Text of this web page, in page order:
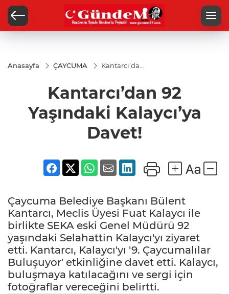
Anasayfa ÇAYCUMA
Kantarcı’dan
Davet!
Kantarcı’dan 92
Yaşındaki Kalaycı’ya
Davet!
Çaycuma Belediye Başkanı Bülent
Kantarcı, Meclis Üyesi Fuat Kalaycı ile
birlikte SEKA eski Genel Müdürü 92
yaşındaki Selahattin Kalaycı'yı ziyaret
etti. Kantarcı, Kalaycı'yı '9. Çaycumalılar
Buluşuyor' etkinliğine davet etti. Kalaycı,
buluşmaya katılacağını ve sergi için
fotoğraflar vereceğini belirtti.